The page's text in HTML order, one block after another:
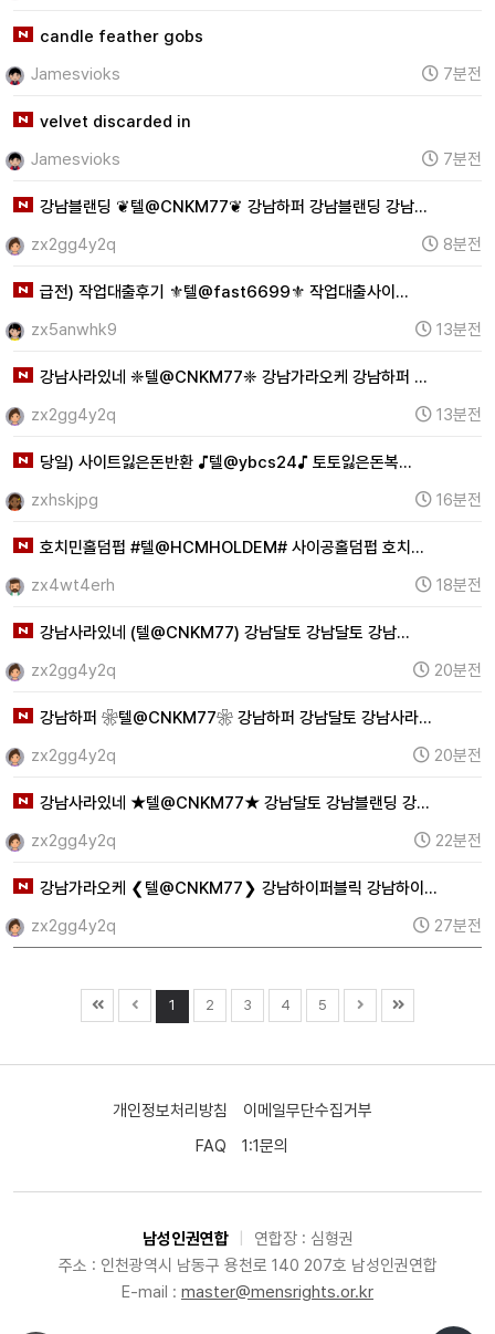
candle feather gobs
Jamesvioks
7분전
velvet discarded in
Jamesvioks
7분전
강남블랜딩 ❦텔@CNKM77❦ 강남하퍼 강남블랜딩 강남…
zx2gg4y2q
8분전
급전) 작업대출후기 ⚜텔@fast6699⚜ 작업대출사이…
zx5anwhk9
13분전
강남사라있네 ❈텔@CNKM77❈ 강남가라오케 강남하퍼 …
zx2gg4y2q
13분전
당일) 사이트잃은돈반환 ♪텔@ybcs24♪ 토토잃은돈복…
zxhskjpg
16분전
호치민홀덤펍 #텔@HCMHOLDEM# 사이공홀덤펍 호치…
zx4wt4erh
18분전
강남사라있네 (텔@CNKM77) 강남달토 강남달토 강남…
zx2gg4y2q
20분전
강남하퍼 ❀텔@CNKM77❀ 강남하퍼 강남달토 강남사라…
zx2gg4y2q
20분전
강남사라있네 ★텔@CNKM77★ 강남달토 강남블랜딩 강…
zx2gg4y2q
22분전
강남가라오케 ❮텔@CNKM77❯ 강남하이퍼블릭 강남하이…
zx2gg4y2q
27분전
1 2 3 4 5
개인정보처리방침
이메일무단수집거부
FAQ
1:1문의
남성인권연합
연합장 : 심형권
주소 : 인천광역시 남동구 용천로 140 207호 남성인권연합
E-mail : master@mensrights.or.kr